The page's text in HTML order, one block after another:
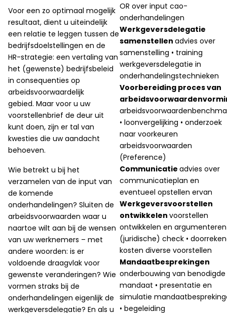
Voor een zo optimaal mogelijk
resultaat, dient u uiteindelijk
een relatie te leggen tussen de
bedrijfsdoelstellingen en de
HR-strategie: een vertaling van
het (gewenste) bedrijfsbeleid
in consequenties op
arbeidsvoorwaardelijk
gebied. Maar voor u uw
voorstellenbrief de deur uit
kunt doen, zijn er tal van
kwesties die uw aandacht
behoeven.
Wie betrekt u bij het
verzamelen van de input van
de komende
onderhandelingen? Sluiten de
arbeidsvoorwaarden waar u
naartoe wilt aan bij de wensen
van uw werknemers – met
andere woorden: is er
voldoende draagvlak voor
gewenste veranderingen? Wie
vormen straks bij de
onderhandelingen eigenlijk de
werkgeversdelegatie? En als u
OR over input cao-
onderhandelingen
Werkgeversdelegatie
samenstellen advies over
samenstelling • training
werkgeversdelegatie in
onderhandelingstechnieken
Voorbereiding proces van
• loonvergelijking • onderzoek
naar voorkeuren
arbeidsvoorwaarden
(Preference)
Communicatie advies over
communicatieplan en
eventueel opstellen ervan
Werkgeversvoorstellen
ontwikkelen voorstellen
ontwikkelen en argumenteren
(juridische) check •
kosten diverse voorstellen
Mandaatbesprekingen
onderbouwing van benodigde
mandaat • presentatie en
simulatie
• begeleiding